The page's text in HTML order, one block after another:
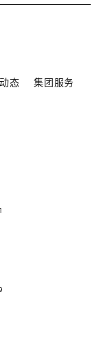
态 集团服务